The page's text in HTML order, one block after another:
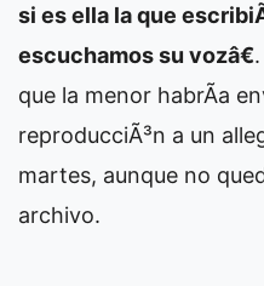
si es ella la que
escuchamos su vozâ€
que la menor habrÃ­a
reproducciÃ³n a un
martes, aunque no
archivo.